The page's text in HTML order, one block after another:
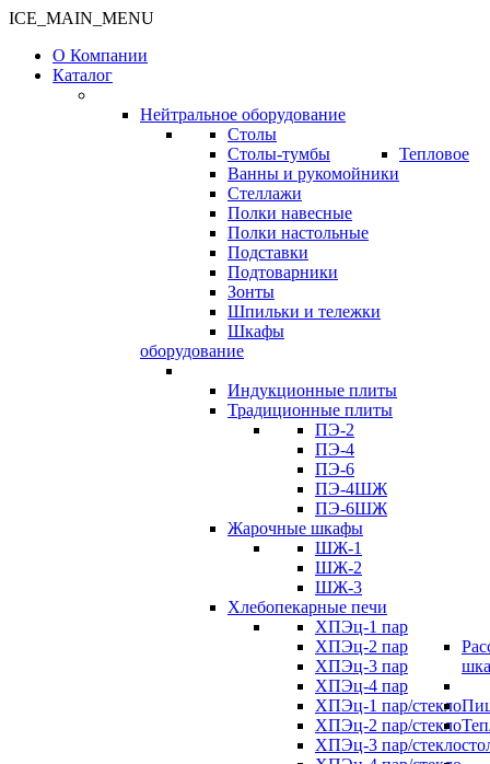
ICE_MAIN_MENU
О Компании
Каталог
Нейтральное оборудование
Столы
Столы-тумбы
Ванны и рукомойники
Стеллажи
Полки навесные
Полки настольные
Подставки
Подтоварники
Зонты
Шпильки и тележки
Шкафы
Тепловое
оборудование
Индукционные плиты
Традиционные плиты
ПЭ-2
ПЭ-4
ПЭ-6
ПЭ-4ШЖ
ПЭ-6ШЖ
Жарочные шкафы
ШЖ-1
ШЖ-2
ШЖ-3
Хлебопекарные печи
ХПЭц-1 пар
ХПЭц-2 пар
ХПЭц-3 пар
ХПЭц-4 пар
ХПЭц-1 пар/стекло
ХПЭц-2 пар/стекло
ХПЭц-3 пар/стекло